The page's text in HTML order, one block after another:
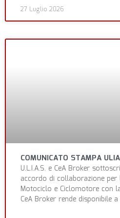
27 Luglio 2026
COMUNICATO STAMPA
U.L.I.A.S. e CeA Broker
accordo di collaborazione
Motociclo e Ciclomotore con
CeA Broker rende disponibile